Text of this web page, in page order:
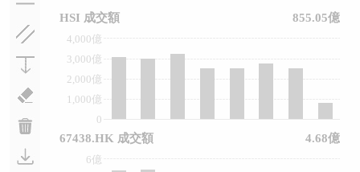
0
1,000億
2,000億
3,000億
4,000億
6億
HSI 成交額 855.05億
67438.HK 成交額 4.68億